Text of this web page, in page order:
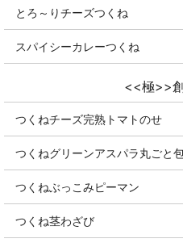
とろ～りチーズつくね
スパイシーカレーつくね
<<極>>
つくねチーズ完熟トマトのせ
つくねグリーンアスパラ丸ごと
つくねぶっこみピーマン
つくね茎わざび